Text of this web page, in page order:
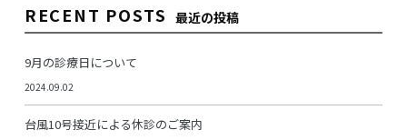
RECENT POSTS 最近の投稿
9月の診療日について
2024.09.02
台風10号接近による休診のご案内